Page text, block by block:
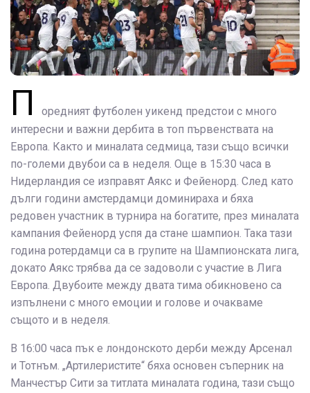
П
оредният футболен уикенд предстои с много
интересни и важни дербита в топ първенствата на
Европа. Както и миналата седмица, тази също всички
по-големи двубои са в неделя. Още в 15:30 часа в
Нидерландия се изправят Аякс и Фейенорд. След като
дълги години амстердамци доминираха и бяха
редовен участник в турнира на богатите, през миналата
кампания Фейенорд успя да стане шампион. Така тази
година ротердамци са в групите на Шампионската лига,
докато Аякс трябва да се задоволи с участие в Лига
Европа. Двубоите между двата тима обикновено са
изпълнени с много емоции и голове и очакваме
същото и в неделя.
В 16:00 часа пък е лондонското дерби между Арсенал
и Тотнъм. „Артилеристите“ бяха основен съперник на
Манчестър Сити за титлата миналата година, тази също